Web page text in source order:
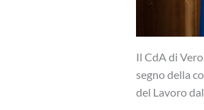
Il CdA di
segno della
del Lavoro